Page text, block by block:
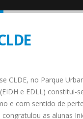
CLDE, no Parque
e EDLL) constitui-
e com sentido de
as alunas
Informação